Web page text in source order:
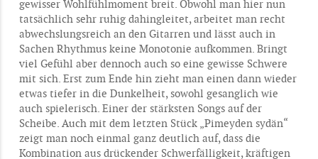
gewisser Wohlfühlmoment breit. Obwohl man hier nun
tatsächlich sehr ruhig dahingleitet, arbeitet man recht
abwechslungsreich an den Gitarren und lässt auch in
Sachen Rhythmus keine Monotonie aufkommen. Bringt
viel Gefühl aber dennoch auch so eine gewisse Schwere
mit sich. Erst zum Ende hin zieht man einen dann wieder
etwas tiefer in die Dunkelheit, sowohl gesanglich wie
auch spielerisch. Einer der stärksten Songs auf der
Scheibe. Auch mit dem letzten Stück „Pimeyden sydän“
zeigt man noch einmal ganz deutlich auf, dass die
Kombination aus drückender Schwerfälligkeit, kräftigen